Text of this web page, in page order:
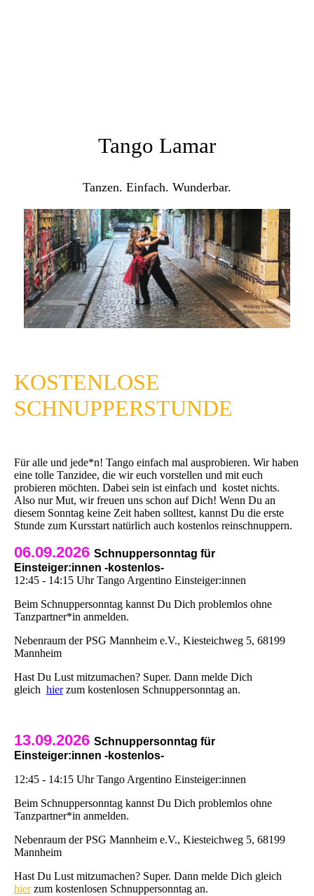
Tango Lamar
Tanzen. Einfach. Wunderbar.
KOSTENLOSE
SCHNUPPERSTUNDE
Für alle und jede*n! Tango einfach mal ausprobieren. Wir haben
eine tolle Tanzidee, die wir euch vorstellen und mit euch
probieren möchten. Dabei sein ist einfach und kostet nichts.
Also nur Mut, wir freuen uns schon auf Dich! Wenn Du an
diesem Sonntag keine Zeit haben solltest, kannst Du die erste
Stunde zum Kursstart natürlich auch kostenlos reinschnuppern.
06.09.2026 Schnuppersonntag für
Einsteiger:innen -kostenlos-
12:45 - 14:15 Uhr Tango Argentino Einsteiger:innen
Beim Schnuppersonntag kannst Du Dich problemlos ohne
Tanzpartner*in anmelden.
Nebenraum der PSG Mannheim e.V., Kiesteichweg 5, 68199
Mannheim
Hast Du Lust mitzumachen? Super. Dann melde Dich
gleich hierzum kostenlosen Schnuppersonntag an.
13.09.2026 Schnuppersonntag für
Einsteiger:innen -kostenlos-
12:45 - 14:15 Uhr Tango Argentino Einsteiger:innen
Beim Schnuppersonntag kannst Du Dich problemlos ohne
Tanzpartner*in anmelden.
Nebenraum der PSG Mannheim e.V., Kiesteichweg 5, 68199
Mannheim
Hast Du Lust mitzumachen? Super. Dann melde Dich gleich
hierzum kostenlosen Schnuppersonntag an.